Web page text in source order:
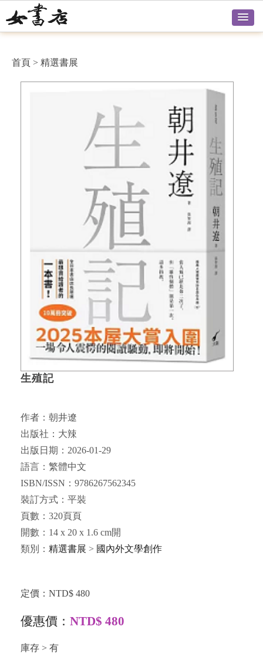
首頁 > 精選書展
生殖記
作者：朝井遼
出版社：大辣
出版日期：2026-01-29
語言：繁體中文
ISBN/ISSN：9786267562345
裝訂方式：平裝
頁數：320頁頁
開數：14 x 20 x 1.6 cm開
類別： 精選書展 > 國內外文學創作
定價：NTD$ 480
優惠價： NTD$ 480
庫存 > 有